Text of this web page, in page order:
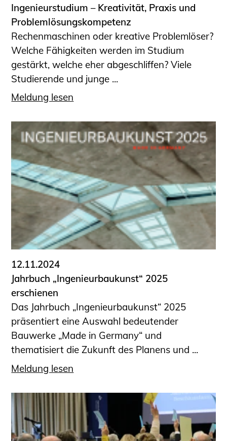
Ingenieurstudium – Kreativität, Praxis und
Problemlösungskompetenz
Rechenmaschinen oder kreative Problemlöser?
Welche Fähigkeiten werden im Studium
gestärkt, welche eher abgeschliffen? Viele
Studierende und junge ...
Meldung lesen
12.11.2024
Jahrbuch „Ingenieurbaukunst“ 2025
erschienen
Das Jahrbuch „Ingenieurbaukunst“ 2025
präsentiert eine Auswahl bedeutender
Bauwerke „Made in Germany“ und
thematisiert die Zukunft des Planens und ...
Meldung lesen